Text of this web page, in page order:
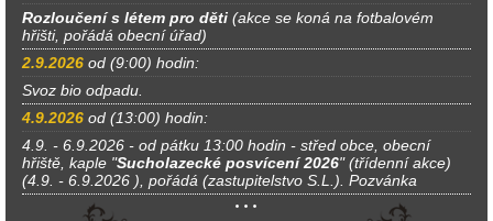
Rozloučení s létem pro děti (akce se koná na fotbalovém
hřišti, pořádá obecní úřad)
2.9.2026 od (9:00) hodin:
Svoz bio odpadu.
4.9.2026 od (13:00) hodin:
4.9. - 6.9.2026 - od pátku 13:00 hodin - střed obce, obecní
hřiště, kaple "Sucholazecké posvícení 2026" (třídenní akce)
(4.9. - 6.9.2026 ), pořádá (zastupitelstvo S.L.). Pozvánka